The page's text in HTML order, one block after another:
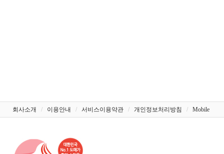
회사소개 / 이용안내 / 서비스이용약관 / 개인정보처리방침 / Mobile